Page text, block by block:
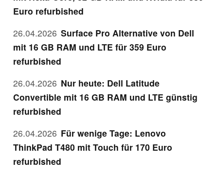
Euro refurbished
26.04.2026 Surface Pro Alternative von Dell
mit 16 GB RAM und LTE für 359 Euro
refurbished
26.04.2026 Nur heute: Dell Latitude
Convertible mit 16 GB RAM und LTE günstig
refurbished
26.04.2026 Für wenige Tage: Lenovo
ThinkPad T480 mit Touch für 170 Euro
refurbished